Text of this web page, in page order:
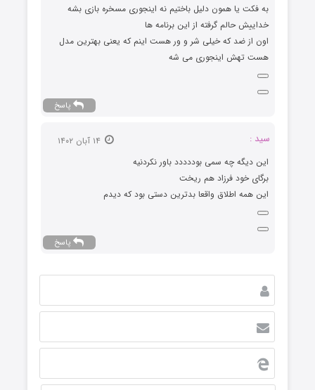
به فکت یا همون دلیل باختیم نه اینجوری مسخره بازی بشه
خداییش حالم گرفته از این برنامه ها
اون از ضد که خیلی شر و ور هست اینم که یعنی بهترین مدل
هست تهش اینجوری می شه
پاسخ
سید :
این دیگه چه سمی بوددددد باور نکردنیه
برگای خود فرزاد هم ریخت
این همه اطلاق واقعا بدترین دستی بود که دیدم
پاسخ